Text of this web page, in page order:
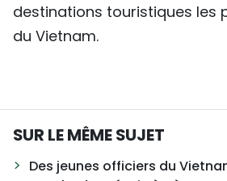
destinations touristiques les
du Vietnam.
SUR LE MÊME SUJET
Des jeunes officiers du